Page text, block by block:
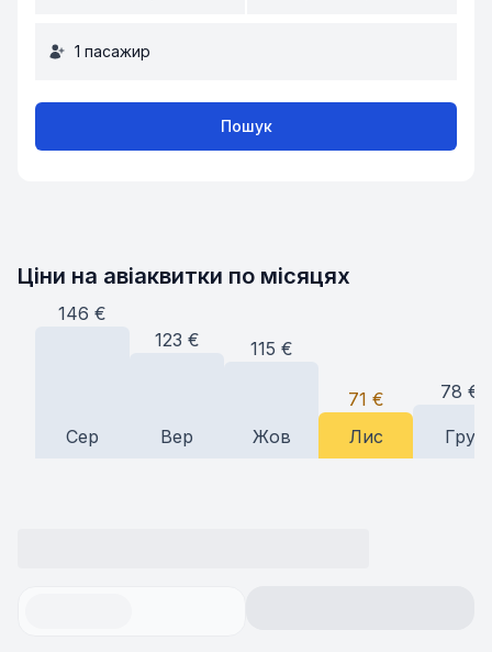
1 пасажир
Пошук
Ціни на авіаквитки по місяцях
146 €
Сер
123 €
Вер
115 €
Жов
71 €
Лис
78 €
Гру